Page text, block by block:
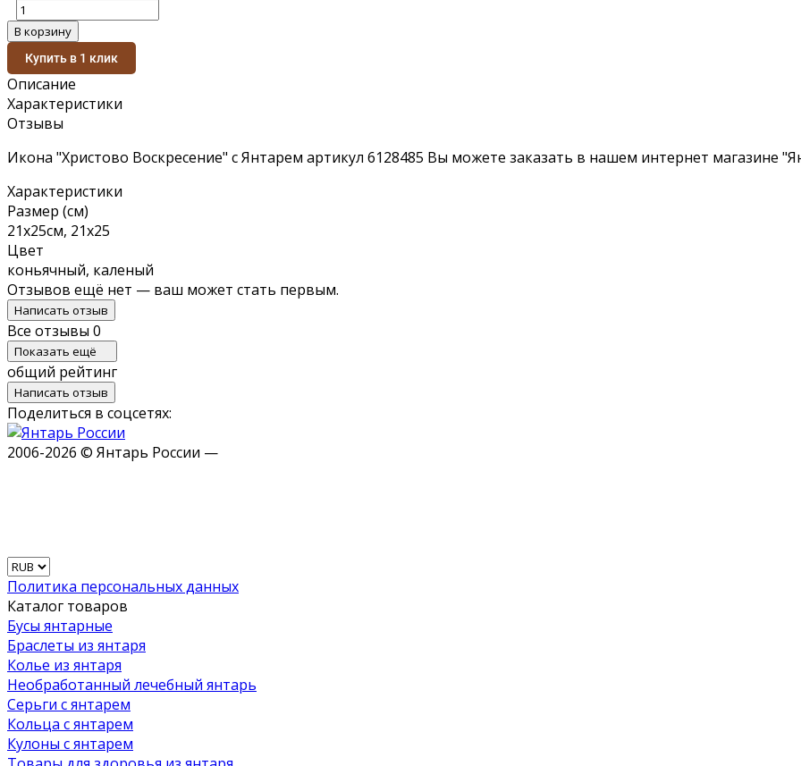
В корзину
Купить в 1 клик
Описание
Характеристики
Отзывы
Икона "Христово Воскресение" с Янтарем артикул 6128485 Вы можете заказать в нашем интернет магазине
Характеристики
Размер (см)
21x25см, 21x25
Цвет
коньячный, каленый
Отзывов ещё нет — ваш может стать первым.
Написать отзыв
Все отзывы 0
Показать ещё
общий рейтинг
Написать отзыв
Поделиться в соцсетях:
2006-2026 © Янтарь России —
Политика персональных данных
Каталог товаров
Бусы янтарные
Браслеты из янтаря
Колье из янтаря
Необработанный лечебный янтарь
Серьги с янтарем
Кольца с янтарем
Кулоны с янтарем